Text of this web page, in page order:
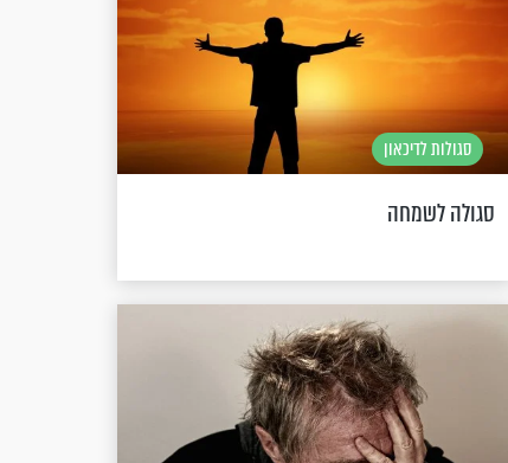
סגולות לדיכאון
סגולה לשמחה